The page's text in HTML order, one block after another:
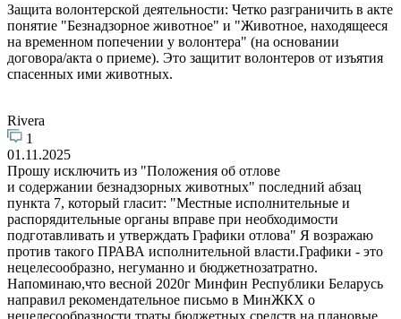
Защита волонтерской деятельности: Четко разграничить в акте
понятие "Безнадзорное животное" и "Животное, находящееся
на временном попечении у волонтера" (на основании
договора/акта о приеме). Это защитит волонтеров от изъятия
спасенных ими животных.
Rivera
1
01.11.2025
Прошу исключить из "Положения об отлове
и содержании безнадзорных животных" последний абзац
пункта 7, который гласит: "Местные исполнительные и
распорядительные органы вправе при необходимости
подготавливать и утверждать Графики отлова" Я возражаю
против такого ПРАВА исполнительной власти.Графики - это
нецелесообразно, негуманно и бюджетнозатратно.
Напоминаю,что весной 2020г Минфин Республики Беларусь
направил рекомендательное письмо в МинЖКХ о
нецелесообразности траты бюджетных средств на плановые